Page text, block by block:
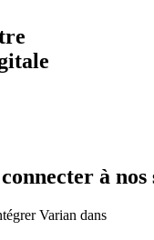
à nos
Varian dans